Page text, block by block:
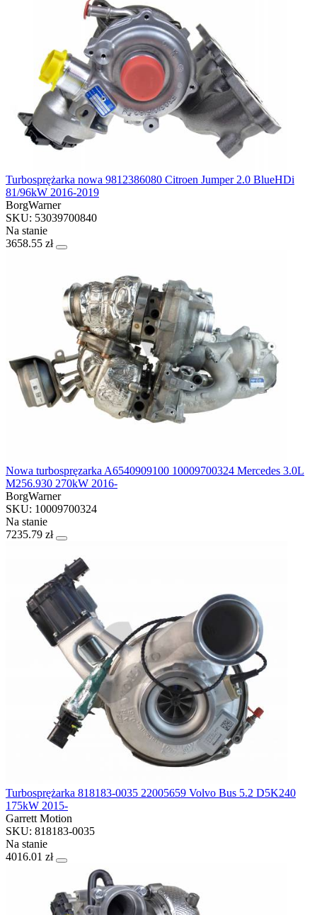
Turbosprężarka nowa 9812386080 Citroen Jumper 2.0 BlueHDi
81/96kW 2016-2019
BorgWarner
SKU: 53039700840
Na stanie
3658.55 zł
Nowa turbospręzarka A6540909100 10009700324 Mercedes 3.0L
M256.930 270kW 2016-
BorgWarner
SKU: 10009700324
Na stanie
7235.79 zł
Turbosprężarka 818183-0035 22005659 Volvo Bus 5.2 D5K240
175kW 2015-
Garrett Motion
SKU: 818183-0035
Na stanie
4016.01 zł